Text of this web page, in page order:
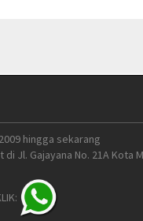
hingga sekarang
Jl. Gajayana No. 21A Kota